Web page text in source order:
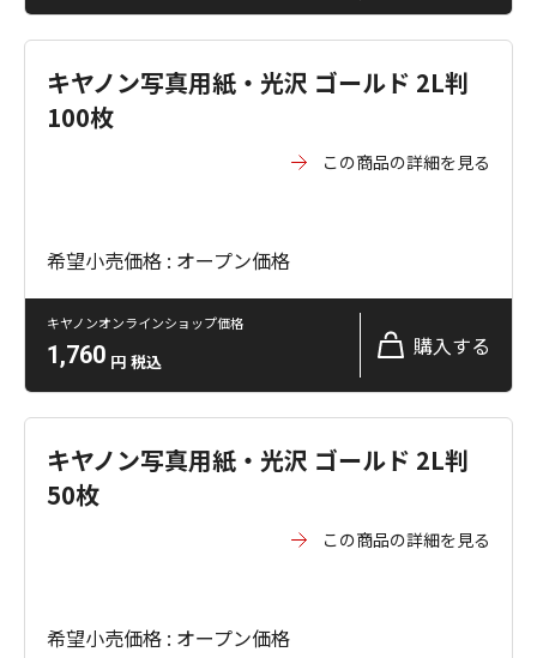
キヤノン写真用紙・光沢 ゴールド 2L判
100枚
この商品の詳細を見る
希望小売価格 : オープン価格
キヤノンオンラインショップ価格
1,760 円 税込
購入する
キヤノン写真用紙・光沢 ゴールド 2L判
50枚
この商品の詳細を見る
希望小売価格 : オープン価格